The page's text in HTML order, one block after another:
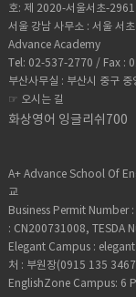
호: 제 2020-서울서초-
서울 강남 사무소 : 서울 서
Advance Academy
Tel: 02-537-2770 / Fax :
부산사무실 : 부산시 중구
☞ 오시는 길
화상영어 잉글리쉬700
A+ Advance School Of
교
Business Permit Number
: CN200731008, TESDA
Elegant Campus :
처 : 부원장(0915 135
EnglishZone Campus: 6